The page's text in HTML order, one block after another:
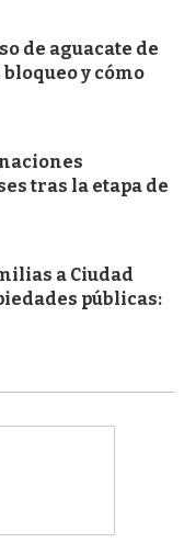
de aguacate de
y cómo
tras la etapa de
a Ciudad
públicas: